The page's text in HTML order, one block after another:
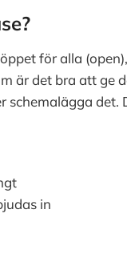
för alla
är det bra att
in